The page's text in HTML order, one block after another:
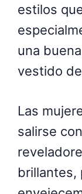
estilos
una
vestido
Las
salirse
brillantes,